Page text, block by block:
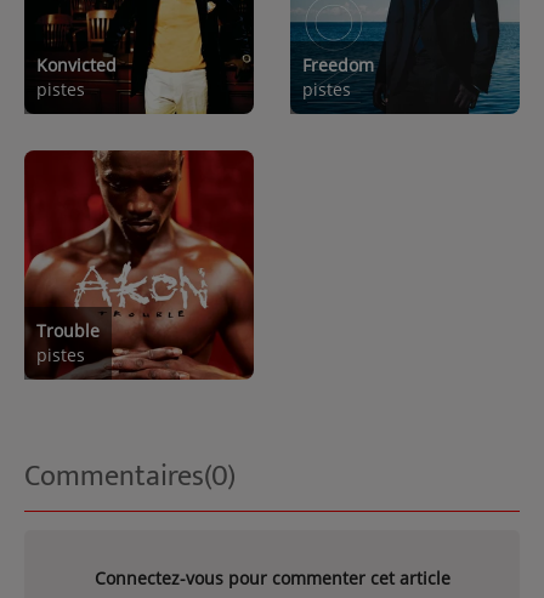
Konvicted
pistes
Freedom
pistes
Trouble
pistes
Commentaires(0)
Connectez-vous pour commenter cet article